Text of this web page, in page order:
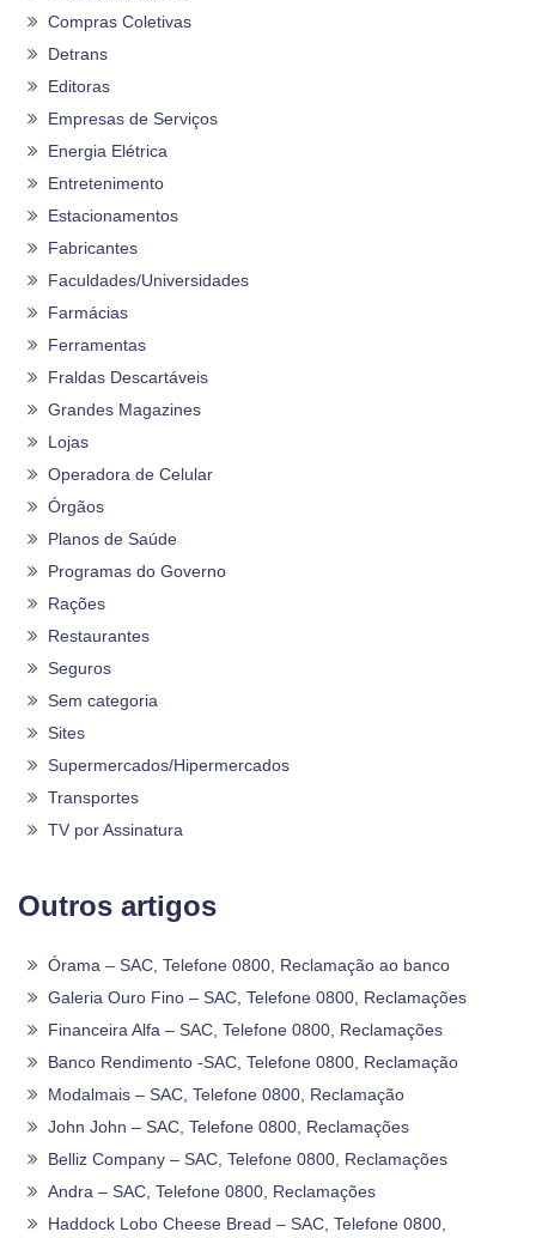
Compras Coletivas
Detrans
Editoras
Empresas de Serviços
Energia Elétrica
Entretenimento
Estacionamentos
Fabricantes
Faculdades/Universidades
Farmácias
Ferramentas
Fraldas Descartáveis
Grandes Magazines
Lojas
Operadora de Celular
Órgãos
Planos de Saúde
Programas do Governo
Rações
Restaurantes
Seguros
Sem categoria
Sites
Supermercados/Hipermercados
Transportes
TV por Assinatura
Outros artigos
Órama – SAC, Telefone 0800, Reclamação ao banco
Galeria Ouro Fino – SAC, Telefone 0800, Reclamações
Financeira Alfa – SAC, Telefone 0800, Reclamações
Banco Rendimento -SAC, Telefone 0800, Reclamação
Modalmais – SAC, Telefone 0800, Reclamação
John John – SAC, Telefone 0800, Reclamações
Belliz Company – SAC, Telefone 0800, Reclamações
Andra – SAC, Telefone 0800, Reclamações
Haddock Lobo Cheese Bread – SAC, Telefone 0800,